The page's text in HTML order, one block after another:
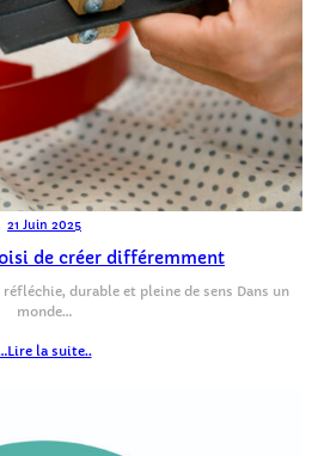
21 Juin 2025
de créer différemment
durable et pleine de sens Dans un
monde…
la suite..